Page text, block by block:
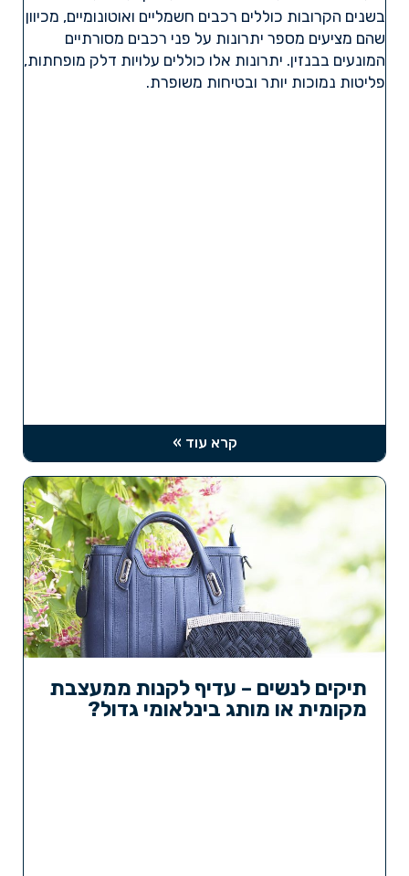
בשנים הקרובות כוללים רכבים חשמליים ואוטונומיים, מכיוון
שהם מציעים מספר יתרונות על פני רכבים מסורתיים
המונעים בבנזין. יתרונות אלו כוללים עלויות דלק מופחתות,
פליטות נמוכות יותר ובטיחות משופרת.
קרא עוד »
תיקים לנשים – עדיף לקנות ממעצבת
מקומית או מותג בינלאומי גדול?